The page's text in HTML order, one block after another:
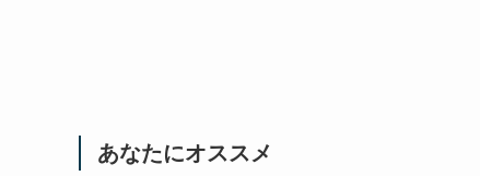
あなたにオススメ